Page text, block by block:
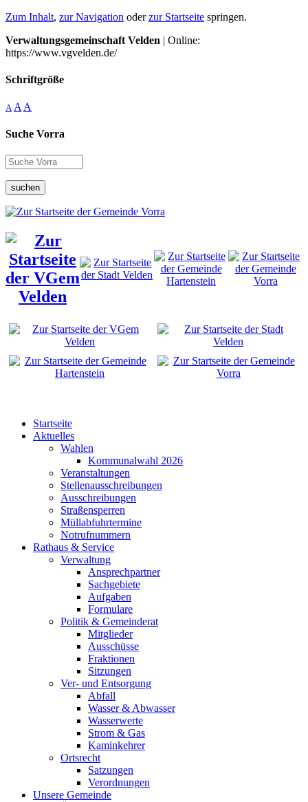
Zum Inhalt, zur Navigation oderzur Startseite springen.
Verwaltungsgemeinschaft Velden | Online:
https://www.vgvelden.de/
Schriftgröße
A A A
Suche Vorra
suchen
Startseite
Aktuelles
Wahlen
Kommunalwahl 2026
Veranstaltungen
Stellenausschreibungen
Ausschreibungen
Straßensperren
Müllabfuhrtermine
Notrufnummern
Rathaus & Service
Verwaltung
Ansprechpartner
Sachgebiete
Aufgaben
Formulare
Politik & Gemeinderat
Mitglieder
Ausschüsse
Fraktionen
Sitzungen
Ver- und Entsorgung
Abfall
Wasser & Abwasser
Wasserwerte
Strom & Gas
Kaminkehrer
Ortsrecht
Satzungen
Verordnungen
Unsere Gemeinde